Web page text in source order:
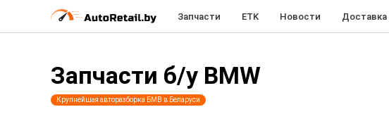
Запчасти ETK Новости Доставка
Запчасти б/у BMW
Крупнейшая авторазборка БМВ в Беларуси